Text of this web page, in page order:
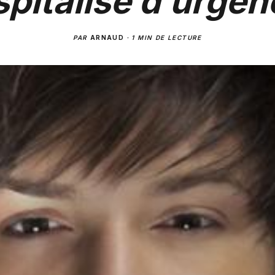
PAR ARNAUD · 1 MIN DE LECTURE